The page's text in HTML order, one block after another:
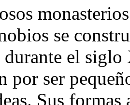
se
el
por ser
Sus